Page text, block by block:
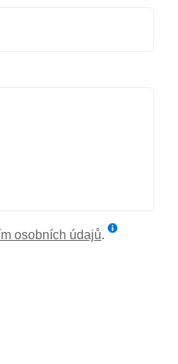
osobních údajů.